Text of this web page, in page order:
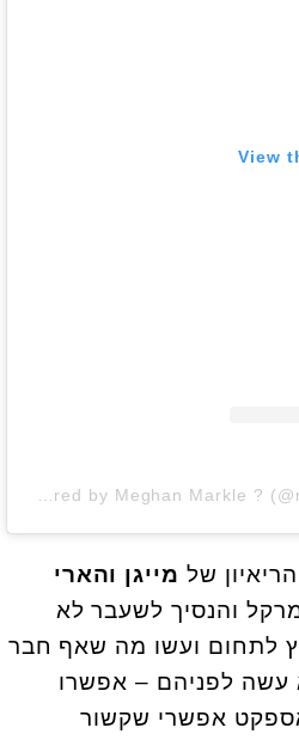
View
A post shared by Meghan Markle ? (@meghanmarkle_official)
של מייגן והארי
והנסיך לשעבר לא
לתחום ועשו מה שאף חבר
לפניהם – אפשרו
אספקט אפשרי שקשור